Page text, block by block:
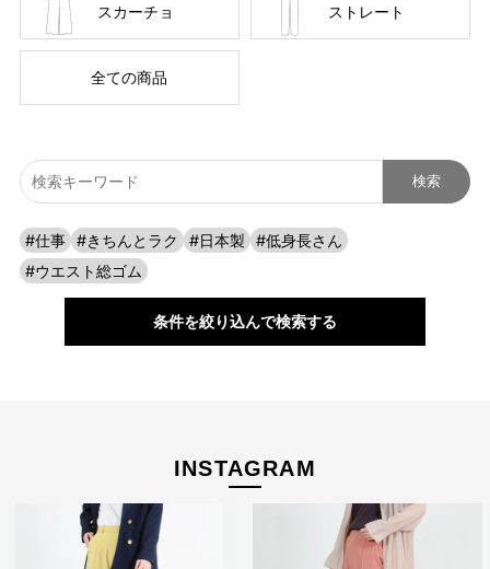
スカーチョ ストレート
全ての商品
#仕事 #きちんとラク #日本製
#低身長さん
#ウエスト総ゴム
条件を絞り込んで検索する
INSTAGRAM